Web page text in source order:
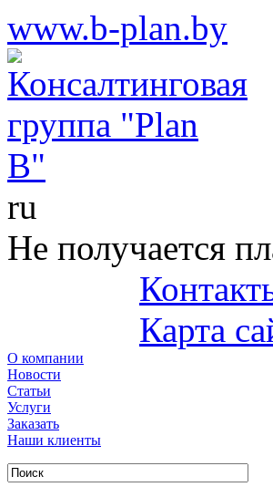
www.b-plan.by
ru
Не получается
Карта
О компании
Новости
Статьи
Услуги
Заказать
Наши клиенты